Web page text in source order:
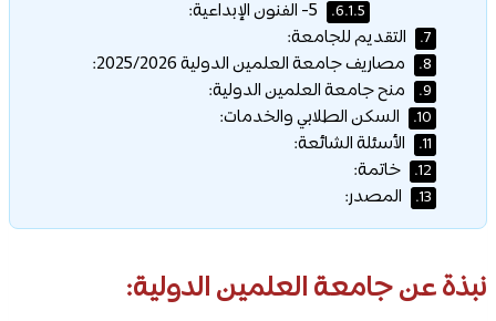
6.1.5.
7. التقديم للجامعة:
8. مصاريف جامعة العلمين الدولية 2025/2026:
9. منح جامعة العلمين الدولية:
10. السكن الطلابي والخدمات:
11. الأسئلة الشائعة:
12. خاتمة:
13. المصدر:
نبذة عن جامعة العلمين الدولية: